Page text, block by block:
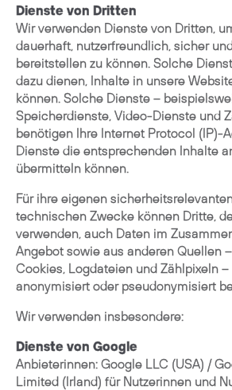
Dienste von Dritten
Wir verwenden Dienste von Dritten,
dauerhaft, nutzerfreundlich, sicher
bereitstellen zu können. Solche
dazu dienen, Inhalte in unsere
können. Solche Dienste –
Speicherdienste, Video-Dienste und
benötigen Ihre Internet Protocol (IP)-
Dienste die entsprechenden Inhalte
übermitteln können.
Für ihre eigenen
technischen Zwecke können Dritte,
verwenden, auch Daten im
Angebot sowie aus anderen Quellen
Cookies, Logdateien und Zählpixeln –
anonymisiert oder pseudonymisiert
Wir verwenden insbesondere:
Dienste von Google
Anbieterinnen: Google LLC (USA) /
Limited (Irland) für Nutzerinnen und